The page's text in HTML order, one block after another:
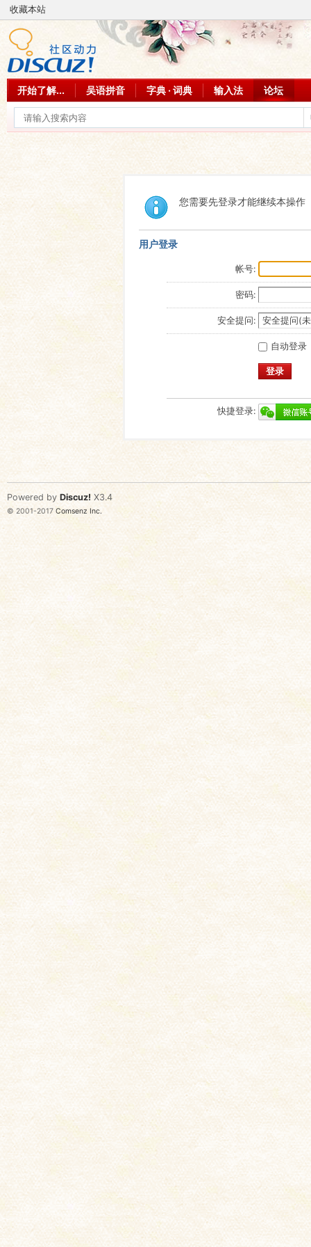
收藏本站
开始了解... 吴语拼音 字典 · 词典 输入法 论坛
您需要先登录才能继续本操作
用户登录
帐号:
密码:
安全提问:
自动登录
登录
快捷登录:
Powered by Discuz! X3.4
© 2001-2017 Comsenz Inc.